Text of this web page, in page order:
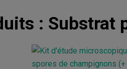
: Substrat